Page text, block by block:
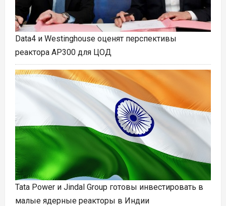
Data4 и Westinghouse оценят перспективы
реактора AP300 для ЦОД
Tata Power и Jindal Group готовы инвестировать в
малые ядерные реакторы в Индии